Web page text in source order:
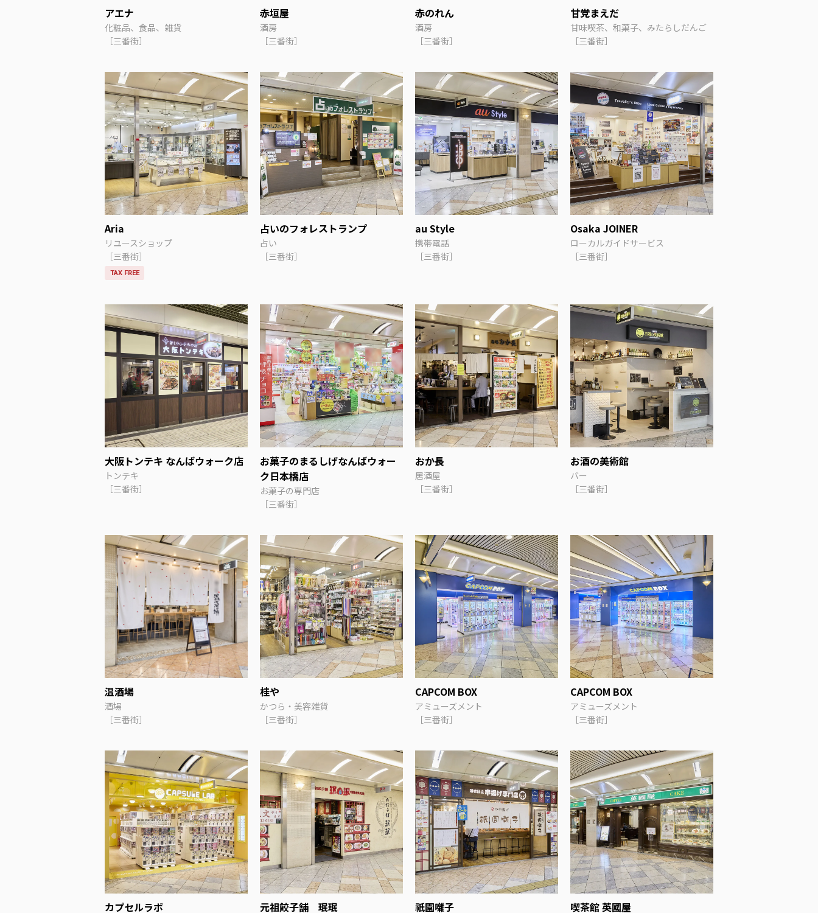
アエナ
化粧品、食品、雑貨
［三番街］
赤垣屋
酒房
［三番街］
赤のれん
酒房
［三番街］
甘党まえだ
甘味喫茶、和菓子、みたらしだんご
［三番街］
Aria
リユースショップ
［三番街］
TAX FREE
占いのフォレストランプ
占い
［三番街］
au Style
携帯電話
［三番街］
Osaka JOINER
ローカルガイドサービス
［三番街］
大阪トンテキ なんばウォーク店
トンテキ
［三番街］
お菓子のまるしげなんばウォー
ク日本橋店
お菓子の専門店
［三番街］
おか長
居酒屋
［三番街］
お酒の美術館
バー
［三番街］
温酒場
酒場
［三番街］
桂や
かつら・美容雑貨
［三番街］
CAPCOM BOX
アミューズメント
［三番街］
CAPCOM BOX
アミューズメント
［三番街］
カプセルラボ 元祖餃子舗 珉珉 祇園囃子 喫茶館 英國屋